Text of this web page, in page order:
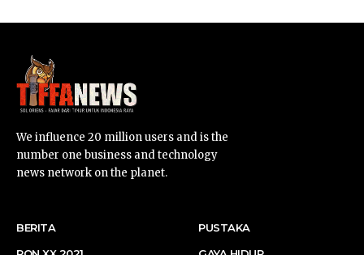
We influence 20 million users and is the
number one business and technology
news network on the planet.
BERITA
PUSTAKA